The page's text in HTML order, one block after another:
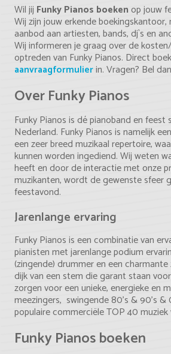
Wil jij Funky Pianos boekenop jouw
Wij zijn jouw erkende
aanbod aan artiesten, bands, dj`s en
Wij informeren je graag over de
optreden van Funky Pianos. Direct
aanvraagformulierin. Vragen? Bel
Over Funky Pianos
Funky Pianos is dé pianoband en feest
Nederland. Funky Pianos is namelijk
een zeer breed muzikaal repertoire,
kunnen worden ingediend. Wij weten
heeft en door de interactie met onze
muzikanten, wordt de gewenste sfeer
feestavond.
Jarenlange ervaring
Funky Pianos is een combinatie van
pianisten met jarenlange podium
(zingende) drummer en een
dijk van een stem die garant staan
zorgen voor een unieke, energieke en
meezingers, swingende 80’s & 90’s &
populaire commerciële TOP 40 muziek
Funky Pianos boeken